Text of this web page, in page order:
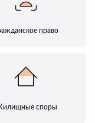
право
споры